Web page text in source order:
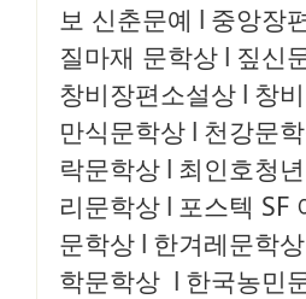
보 신춘문예 l 중앙장
질마재 문학상 l 짚신
창비장편소설상 l 창
만식문학상 l 천강문
락문학상 l 최인호청
리문학상 l 포스텍 SF
문학상 l 한겨레문학상
학문학상 l 한국농민